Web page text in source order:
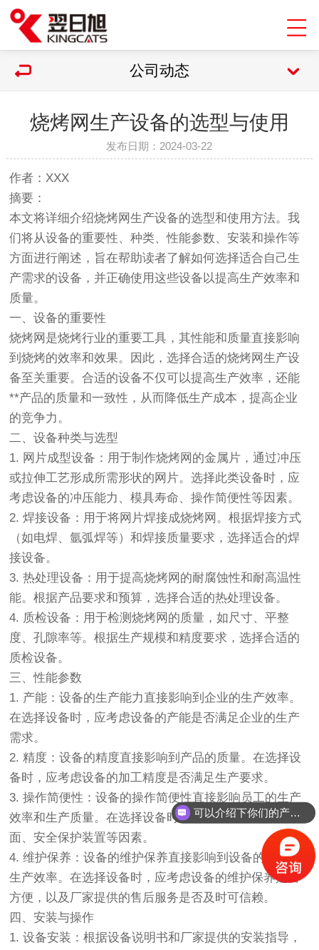
公司动态
烧烤网生产设备的选型与使用
发布日期：2024-03-22
作者：XXX
摘要：
本文将详细介绍烧烤网生产设备的选型和使用方法。我
们将从设备的重要性、种类、性能参数、安装和操作等
方面进行阐述，旨在帮助读者了解如何选择适合自己生
产需求的设备，并正确使用这些设备以提高生产效率和
质量。
一、设备的重要性
烧烤网是烧烤行业的重要工具，其性能和质量直接影响
到烧烤的效率和效果。因此，选择合适的烧烤网生产设
备至关重要。合适的设备不仅可以提高生产效率，还能
**产品的质量和一致性，从而降低生产成本，提高企业
的竞争力。
二、设备种类与选型
1. 网片成型设备：用于制作烧烤网的金属片，通过冲压
或拉伸工艺形成所需形状的网片。选择此类设备时，应
考虑设备的冲压能力、模具寿命、操作简便性等因素。
2. 焊接设备：用于将网片焊接成烧烤网。根据焊接方式
（如电焊、氩弧焊等）和焊接质量要求，选择适合的焊
接设备。
3. 热处理设备：用于提高烧烤网的耐腐蚀性和耐高温性
能。根据产品要求和预算，选择合适的热处理设备。
4. 质检设备：用于检测烧烤网的质量，如尺寸、平整
度、孔隙率等。根据生产规模和精度要求，选择合适的
质检设备。
三、性能参数
1. 产能：设备的生产能力直接影响到企业的生产效率。
在选择设备时，应考虑设备的产能是否满足企业的生产
需求。
2. 精度：设备的精度直接影响到产品的质量。在选择设
备时，应考虑设备的加工精度是否满足生产要求。
3. 操作简便性：设备的操作简便性直接影响员工的生产
效率和生产质量。在选择设备时，应考虑设备的操作界
面、安全保护装置等因素。
4. 维护保养：设备的维护保养直接影响到设备的寿命和
生产效率。在选择设备时，应考虑设备的维护保养是否
方便，以及厂家提供的售后服务是否及时可信赖。
四、安装与操作
1. 设备安装：根据设备说明书和厂家提供的安装指导，
可以介绍下你们的产品么？